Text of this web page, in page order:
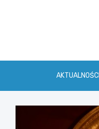
AKTUALNOŚCI